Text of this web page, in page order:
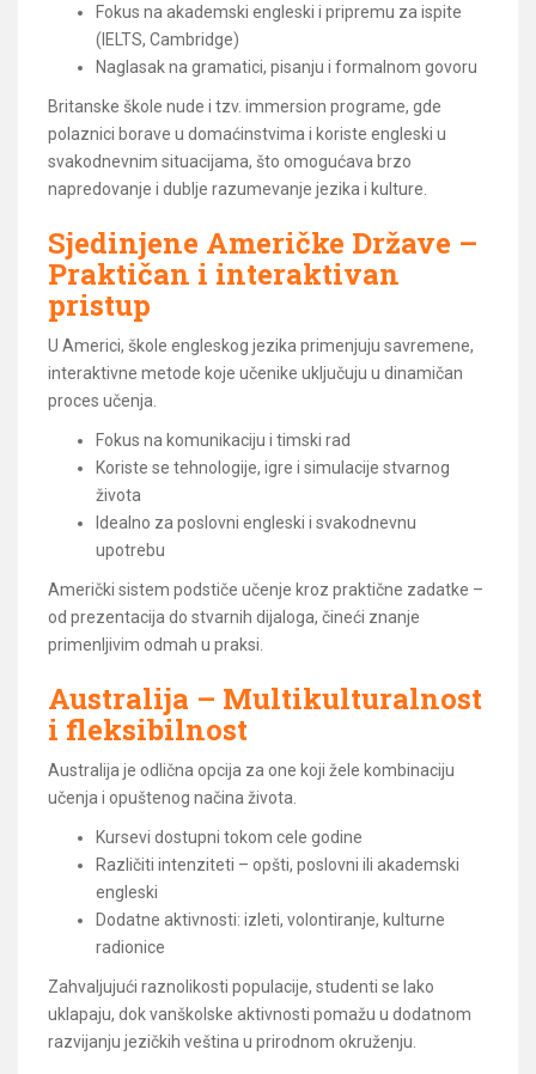
Fokus na akademski engleski i pripremu za ispite
(IELTS, Cambridge)
Naglasak na gramatici, pisanju i formalnom govoru
Britanske škole nude i tzv. immersion programe, gde
polaznici borave u domaćinstvima i koriste engleski u
svakodnevnim situacijama, što omogućava brzo
napredovanje i dublje razumevanje jezika i kulture.
Sjedinjene Američke Države –
Praktičan i interaktivan
pristup
U Americi, škole engleskog jezika primenjuju savremene,
interaktivne metode koje učenike uključuju u dinamičan
proces učenja.
Fokus na komunikaciju i timski rad
Koriste se tehnologije, igre i simulacije stvarnog
života
Idealno za poslovni engleski i svakodnevnu
upotrebu
Američki sistem podstiče učenje kroz praktične zadatke –
od prezentacija do stvarnih dijaloga, čineći znanje
primenljivim odmah u praksi.
Australija – Multikulturalnost
i fleksibilnost
Australija je odlična opcija za one koji žele kombinaciju
učenja i opuštenog načina života.
Kursevi dostupni tokom cele godine
Različiti intenziteti – opšti, poslovni ili akademski
engleski
Dodatne aktivnosti: izleti, volontiranje, kulturne
radionice
Zahvaljujući raznolikosti populacije, studenti se lako
uklapaju, dok vanškolske aktivnosti pomažu u dodatnom
razvijanju jezičkih veština u prirodnom okruženju.